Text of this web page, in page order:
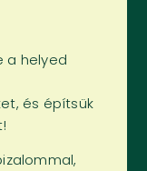
a helyed
és építsük